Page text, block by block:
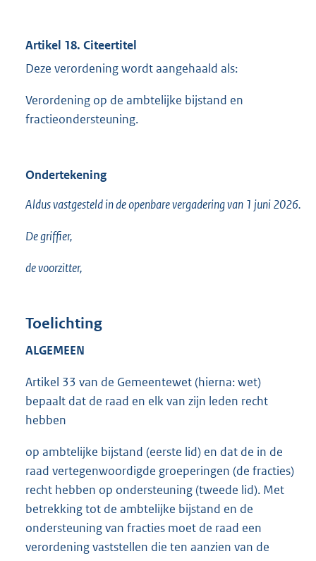
Artikel 18. Citeertitel
Deze verordening wordt aangehaald als:
Verordening op de ambtelijke bijstand en
fractieondersteuning.
Ondertekening
Aldus vastgesteld in de openbare vergadering van 1 juni 2026.
De griffier,
de voorzitter,
Toelichting
ALGEMEEN
Artikel 33 van de Gemeentewet (hierna: wet)
bepaalt dat de raad en elk van zijn leden recht
hebben
op ambtelijke bijstand (eerste lid) en dat de in de
raad vertegenwoordigde groeperingen (de fracties)
recht hebben op ondersteuning (tweede lid). Met
betrekking tot de ambtelijke bijstand en de
ondersteuning van fracties moet de raad een
verordening vaststellen die ten aanzien van de